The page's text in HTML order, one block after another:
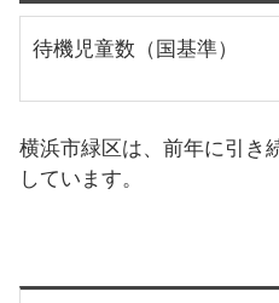
待機児童数（国基準）
横浜市緑区は、前年に引き
しています。